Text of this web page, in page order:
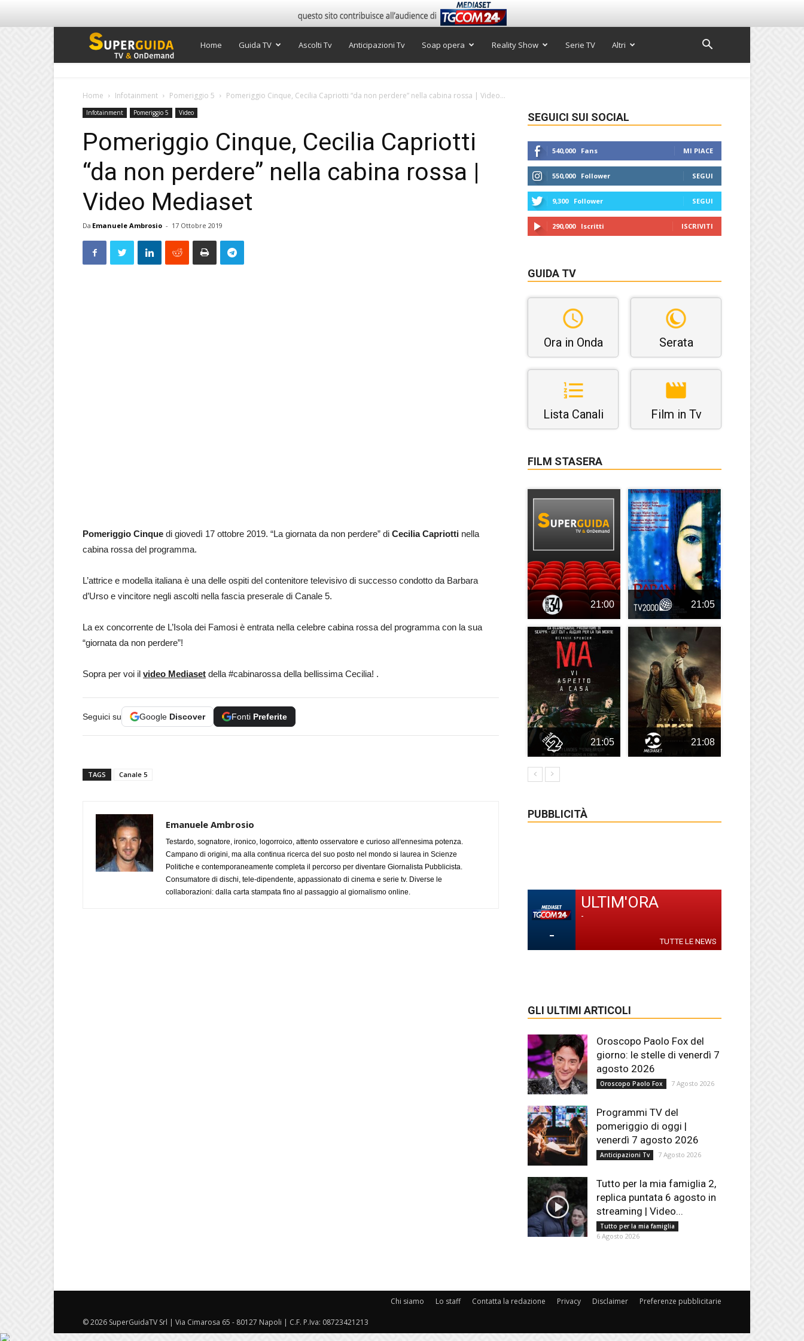
Super
TV
Home Guida TV Ascolti Tv Anticipazioni Tv Soap opera Reality Show Serie TV Altri
Home Infotainment Pomeriggio 5 Pomeriggio Cinque, Cecilia Capriotti “da non perdere” nella cabina rossa | Video...
Infotainment Pomeriggio 5 Video
Pomeriggio Cinque, Cecilia Capriotti
“da non perdere” nella cabina rossa |
Video Mediaset
Da Emanuele Ambrosio - 17 Ottobre 2019
Pomeriggio Cinque di giovedì 17 ottobre 2019. “La giornata da non perdere” di Cecilia Capriotti nella
cabina rossa del programma.
L’attrice e modella italiana è una delle ospiti del contenitore televisivo di successo condotto da Barbara
d’Urso e vincitore negli ascolti nella fascia preserale di Canale 5.
La ex concorrente de L’Isola dei Famosi è entrata nella celebre cabina rossa del programma con la sua
“giornata da non perdere”!
Sopra per voi il video Mediaset della #cabinarossa della bellissima Cecilia! .
Seguici su Google Discover Fonti Preferite
TAGS Canale 5
Emanuele Ambrosio
Testardo, sognatore, ironico, logorroico, attento osservatore e curioso all'ennesima potenza.
Campano di origini, ma alla continua ricerca del suo posto nel mondo si laurea in Scienze
Politiche e contemporaneamente completa il percorso per diventare Giornalista Pubblicista.
Consumatore di dischi, tele-dipendente, appassionato di cinema e serie tv. Diverse le
collaborazioni: dalla carta stampata fino al passaggio al giornalismo online.
SEGUICI SUI SOCIAL
540,000 Fans MI PIACE
550,000 Follower SEGUI
9,300 Follower SEGUI
290,000 Iscritti ISCRIVITI
GUIDA TV
Ora in Onda Serata
Lista Canali Film in Tv
FILM STASERA
21:00 21:05
21:05 21:08
PUBBLICITÀ
-
ULTIM'ORA
-
TUTTE LE NEWS
GLI ULTIMI ARTICOLI
Oroscopo Paolo Fox del
giorno: le stelle di venerdì 7
agosto 2026
Oroscopo Paolo Fox 7 Agosto 2026
Programmi TV del
pomeriggio di oggi |
venerdì 7 agosto 2026
Anticipazioni Tv 7 Agosto 2026
Tutto per la mia famiglia 2,
replica puntata 6 agosto in
streaming | Video...
Tutto per la mia famiglia
6 Agosto 2026
Chi siamo Lo staff Contatta la redazione Privacy Disclaimer Preferenze pubblicitarie
© 2026 SuperGuidaTV Srl | Via Cimarosa 65 - 80127 Napoli | C.F. P.Iva: 08723421213